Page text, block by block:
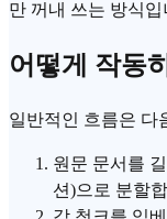
만 꺼내 쓰는 방식입
어떻게 작동
일반적인 흐름은 다
원문 문서를
션)으로 분할